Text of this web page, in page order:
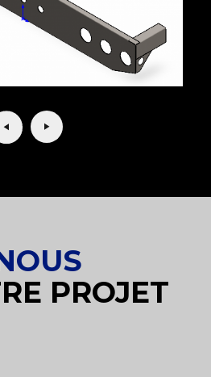
PROJET